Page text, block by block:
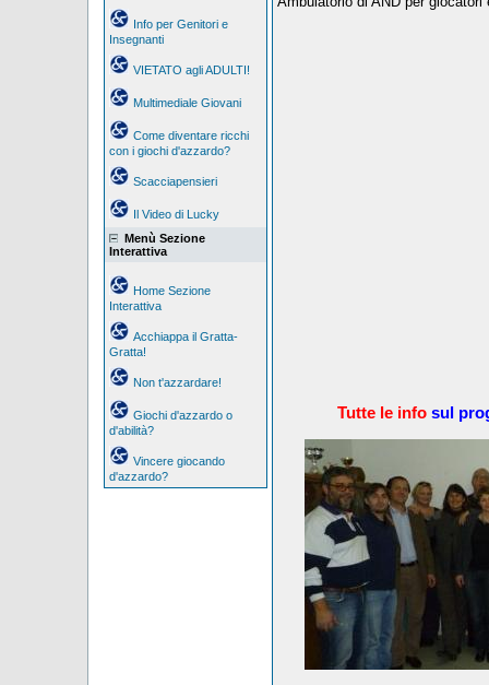
Info per Genitori e
Insegnanti
VIETATO agli ADULTI!
Multimediale Giovani
Come diventare ricchi
con i giochi d'azzardo?
Scacciapensieri
Il Video di Lucky
Menù Sezione
Interattiva
Home Sezione
Interattiva
Acchiappa il Gratta-
Gratta!
Non t'azzardare!
Giochi d'azzardo o
d'abilità?
Vincere giocando
d'azzardo?
Tutte le info sul